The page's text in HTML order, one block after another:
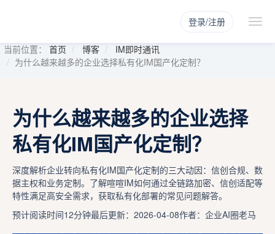
登录/注册
当前位置： 首页 博客
IM即时通讯
为什么越来越多的企业选择私有化IM国产化定制？
为什么越来越多的企业选择
私有化IM国产化定制？
深度解析企业转向私有化IM国产化定制的三大动因：信创合规、数
据主权和业务定制。了解喧喧IM如何通过全链路加密、信创适配等
特性满足高安全需求，获取私有化部署的常见问题解答。
预计阅读时间12分钟最后更新：2026-04-08作者：企业AI圈老马